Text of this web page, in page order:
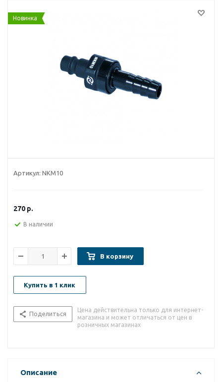
Новинка
Артикул: NKM10
270 р.
В наличии
В корзину
Купить в 1 клик
Поделиться
Цена действительна только для интернет-
магазина и может отличаться от цен в
розничных магазинах
Описание